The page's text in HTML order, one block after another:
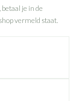
je in de
vermeld staat.